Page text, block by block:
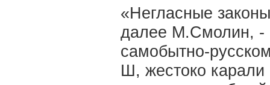
«Негласные
далее М.Смолин, -
самобытно-
Ш, жестоко карали